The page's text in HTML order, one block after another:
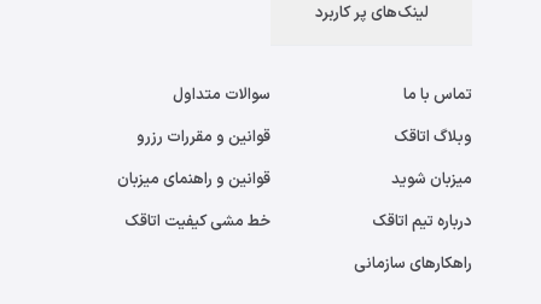
لینک‌های پر کاربرد
تماس با ما
وبلاگ اتاقک
میزبان شوید
درباره تیم اتاقک
راهکارهای سازمانی
سوالات متداول
قوانین و مقررات رزرو
قوانین و راهنمای میزبان
خط مشی کیفیت اتاقک